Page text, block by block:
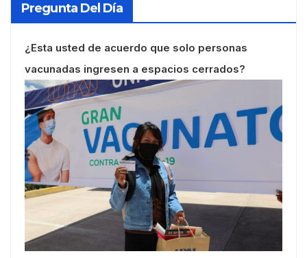
Pregunta Del Día
¿Esta usted de acuerdo que solo personas
vacunadas ingresen a espacios cerrados?